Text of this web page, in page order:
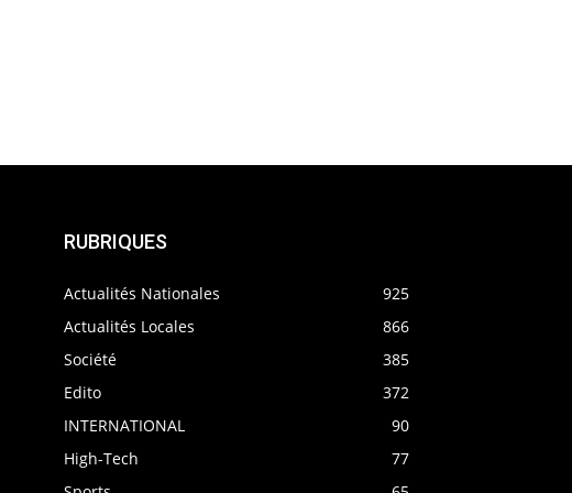
RUBRIQUES
Actualités Nationales
925
Actualités Locales
866
Société
385
Edito
372
INTERNATIONAL
90
High-Tech
77